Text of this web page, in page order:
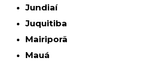
Jundiaí
Juquitiba
Mairiporã
Mauá